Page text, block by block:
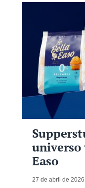
universo
Easo
27 de abril de 2026